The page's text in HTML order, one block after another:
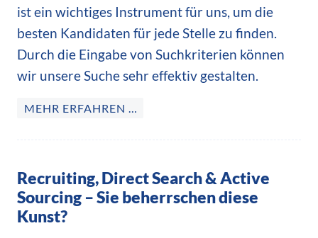
ist ein wichtiges Instrument für uns, um die
besten Kandidaten für jede Stelle zu finden.
Durch die Eingabe von Suchkriterien können
wir unsere Suche sehr effektiv gestalten.
MEHR ERFAHREN …
Recruiting, Direct Search & Active
Sourcing – Sie beherrschen diese
Kunst?